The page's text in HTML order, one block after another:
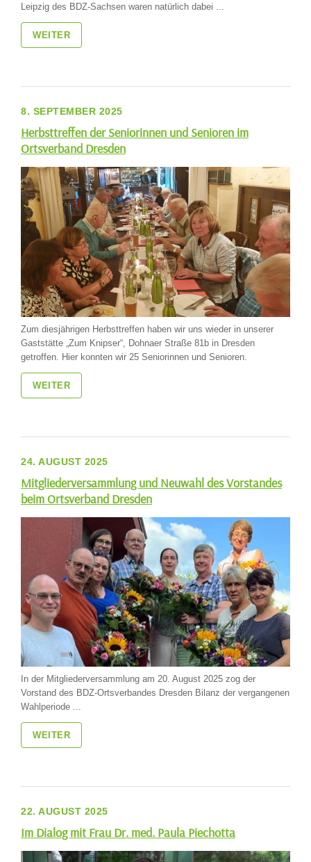
Leipzig des BDZ-Sachsen waren natürlich dabei ...
WEITER
8. SEPTEMBER 2025
Herbsttreffen der Seniorinnen und Senioren im
Ortsverband Dresden
Zum diesjährigen Herbsttreffen haben wir uns wieder in unserer
Gaststätte „Zum Knipser“, Dohnaer Straße 81b in Dresden
getroffen. Hier konnten wir 25 Seniorinnen und Senioren.
WEITER
24. AUGUST 2025
Mitgliederversammlung und Neuwahl des Vorstandes
beim Ortsverband Dresden
In der Mitgliederversammlung am 20. August 2025 zog der
Vorstand des BDZ-Ortsverbandes Dresden Bilanz der vergangenen
Wahlperiode ...
WEITER
22. AUGUST 2025
Im Dialog mit Frau Dr. med. Paula Piechotta